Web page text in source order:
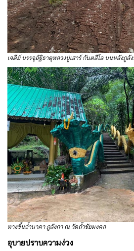
เจดีย์ บรรจุอัฐิธาตุหลวงปู่เสาร์ กันตสีโล บนหลังภูลั
ทางขึ้นถ้ำนาคา ภูลังกา ณ วัดถ้ำชัยมงคล
อุบายปราบความง่วง